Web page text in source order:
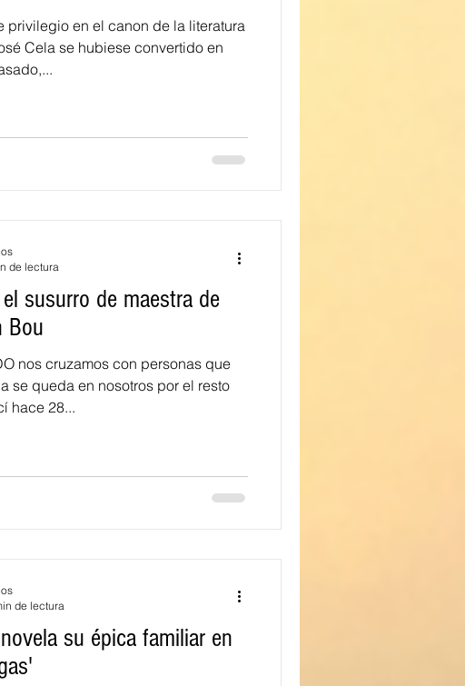
privilegio en el canon de la literatura
Cela se hubiese convertido en
susurro de maestra de
Bou
nos cruzamos con personas que
se queda en nosotros por el resto
hace 28...
de lectura
su épica familiar en
de lectura